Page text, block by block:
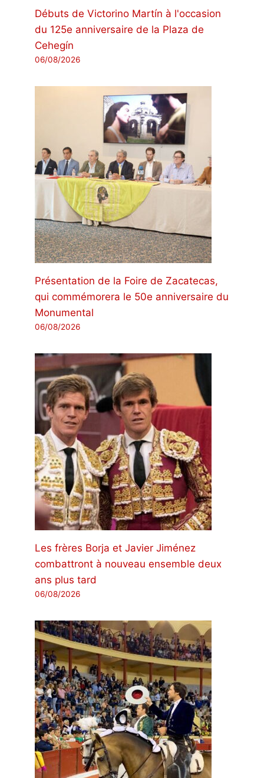
Débuts de Victorino Martín à l'occasion
du 125e anniversaire de la Plaza de
Cehegín
06/08/2026
Présentation de la Foire de Zacatecas,
qui commémorera le 50e anniversaire du
Monumental
06/08/2026
Les frères Borja et Javier Jiménez
combattront à nouveau ensemble deux
ans plus tard
06/08/2026